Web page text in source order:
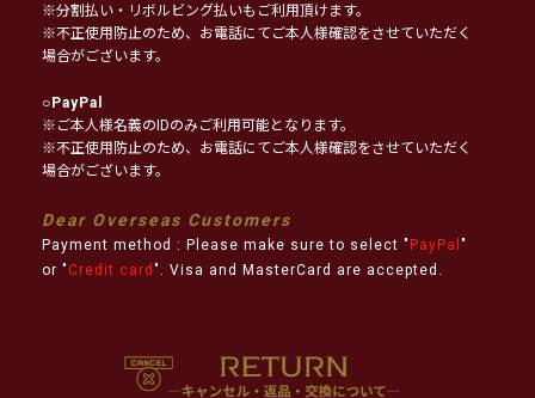
※分割払い・リボルビング払いもご利用頂けます。
※不正使用防止のため、お電話にてご本人様確認をさせていただく
場合がございます。
○PayPal
※ご本人様名義のIDのみご利用可能となります。
※不正使用防止のため、お電話にてご本人様確認をさせていただく
場合がございます。
Dear Overseas Customers
Payment method : Please make sure to select " PayPal "
or " Credit card ". Visa and MasterCard are accepted.